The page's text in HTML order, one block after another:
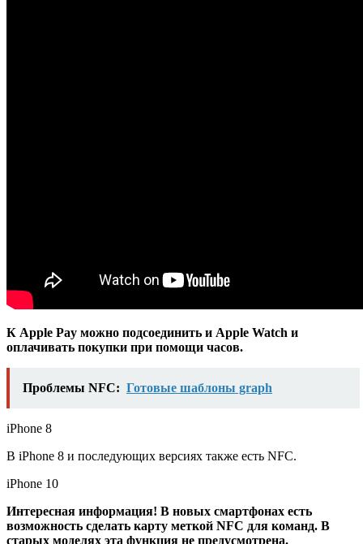
К Apple Pay можно подсоединить и Apple Watch и
оплачивать покупки при помощи часов.
Проблемы NFC: Готовые шаблоны graph
iPhone 8
В iPhone 8 и последующих версиях также есть NFC.
iPhone 10
Интересная информация! В новых смартфонах есть
возможность сделать карту меткой NFC для команд. В
старых моделях эта функция не предусмотрена.